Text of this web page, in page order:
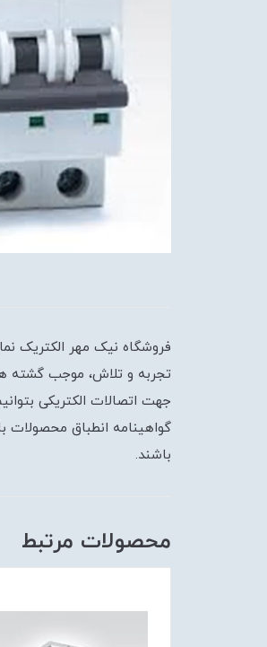
تجربه و تلاش، موجب گشته هم
جهت اتصالات الکتریکی
باشند.
محصولات مرتبط